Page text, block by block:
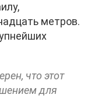
метров.
что этот
для